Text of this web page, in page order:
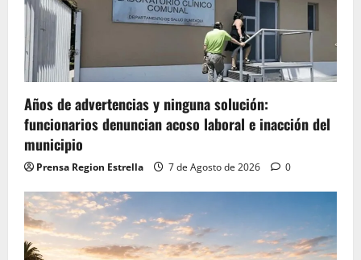
Años de advertencias y ninguna solución:
funcionarios denuncian acoso laboral e inacción del
municipio
Prensa Region Estrella 7 de Agosto de 2026 0